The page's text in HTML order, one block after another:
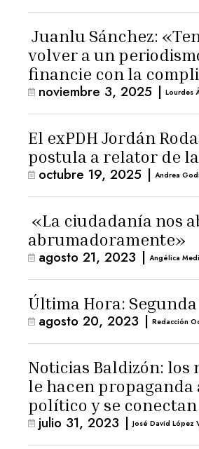
Juanlu Sánchez:
volver a un
financie con la
los lectores»
noviembre 3, 2025 | Lourdes
El exPDH Jordán
postula a relator de la
octubre 19, 2025 | Andrea
«La ciudadanía nos
abrumadoramente»
agosto 21, 2023 | Angélica
Última Hora:
agosto 20, 2023 | Redacción
Noticias Baldizón: los
le hacen propaganda
político y se
hombre de confianza
Giammattei
julio 31, 2023 | José David López